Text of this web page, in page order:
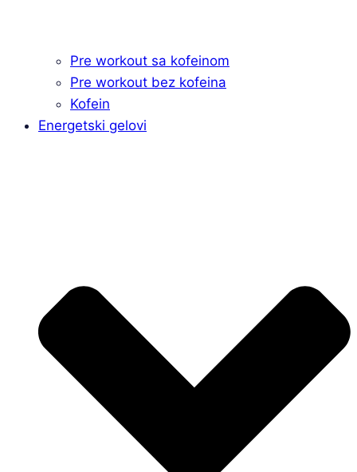
Pre workout sa kofeinom
Pre workout bez kofeina
Kofein
Energetski gelovi